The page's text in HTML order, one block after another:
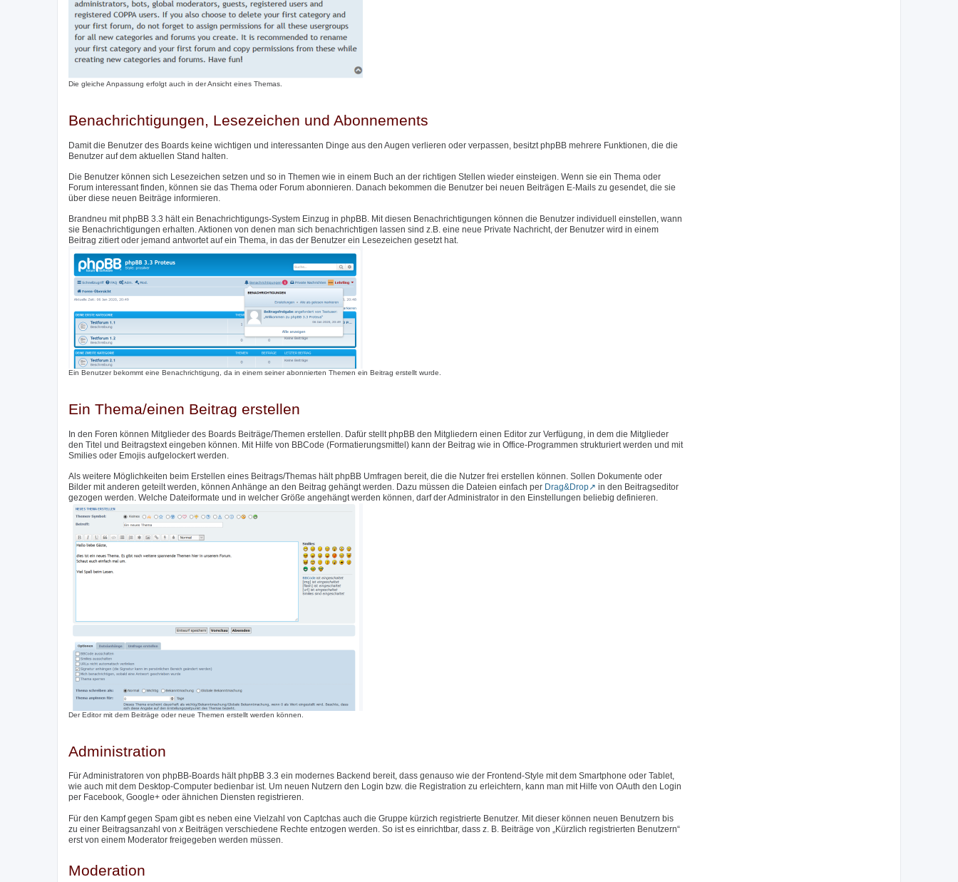
Die gleiche Anpassung erfolgt auch in der Ansicht eines Themas.
Benachrichtigungen, Lesezeichen und Abonnements
Damit die Benutzer des Boards keine wichtigen und interessanten Dinge aus den Augen verlieren oder verpassen, besitzt phpBB mehrere Funktionen, die die
Benutzer auf dem aktuellen Stand halten.
Die Benutzer können sich Lesezeichen setzen und so in Themen wie in einem Buch an der richtigen Stellen wieder einsteigen. Wenn sie ein Thema oder
Forum interessant finden, können sie das Thema oder Forum abonnieren. Danach bekommen die Benutzer bei neuen Beiträgen E-Mails zu gesendet, die sie
über diese neuen Beiträge informieren.
Brandneu mit phpBB 3.3 hält ein Benachrichtigungs-System Einzug in phpBB. Mit diesen Benachrichtigungen können die Benutzer individuell einstellen, wann
sie Benachrichtigungen erhalten. Aktionen von denen man sich benachrichtigen lassen sind z.B. eine neue Private Nachricht, der Benutzer wird in einem
Beitrag zitiert oder jemand antwortet auf ein Thema, in das der Benutzer ein Lesezeichen gesetzt hat.
Ein Benutzer bekommt eine Benachrichtigung, da in einem seiner abonnierten Themen ein Beitrag erstellt wurde.
Ein Thema/einen Beitrag erstellen
In den Foren können Mitglieder des Boards Beiträge/Themen erstellen. Dafür stellt phpBB den Mitgliedern einen Editor zur Verfügung, in dem die Mitglieder
den Titel und Beitragstext eingeben können. Mit Hilfe von BBCode (Formatierungsmittel) kann der Beitrag wie in Office-Programmen strukturiert werden und mit
Smilies oder Emojis aufgelockert werden.
Als weitere Möglichkeiten beim Erstellen eines Beitrags/Themas hält phpBB Umfragen bereit, die die Nutzer frei erstellen können. Sollen Dokumente oder
Bilder mit anderen geteilt werden, können Anhänge an den Beitrag gehängt werden. Dazu müssen die Dateien einfach per Drag&Drop
in den Beitragseditor
gezogen werden. Welche Dateiformate und in welcher Größe angehängt werden können, darf der Administrator in den Einstellungen beliebig definieren.
Der Editor mit dem Beiträge oder neue Themen erstellt werden können.
Administration
Für Administratoren von phpBB-Boards hält phpBB 3.3 ein modernes Backend bereit, dass genauso wie der Frontend-Style mit dem Smartphone oder Tablet,
wie auch mit dem Desktop-Computer bedienbar ist. Um neuen Nutzern den Login bzw. die Registration zu erleichtern, kann man mit Hilfe von OAuth den Login
per Facebook, Google+ oder ähnichen Diensten registrieren.
Für den Kampf gegen Spam gibt es neben eine Vielzahl von Captchas auch die Gruppe kürzich registrierte Benutzer. Mit dieser können neuen Benutzern bis
zu einer Beitragsanzahl vonx Beiträgen verschiedene Rechte entzogen werden. So ist es einrichtbar, dass z. B. Beiträge von „Kürzlich registrierten Benutzern“
erst von einem Moderator freigegeben werden müssen.
Moderation